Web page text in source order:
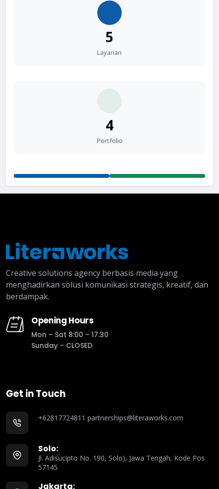
5
Layanan
4
Portfolio
Creative solutions agency berbasis media yang
menghadirkan solusi komunikasi strategis, kreatif, dan
berdampak.
Opening Hours
Mon – Sat 8:00 – 17:30
Sunday – CLOSED
Get in Touch
+62817724811 partnerships@literaworks.com
Solo:
Jl. Adisucipto No. 190, Solo), Jawa Tengah, Kode Pos
57145
Jakarta: